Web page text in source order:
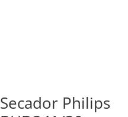
Secador Philips